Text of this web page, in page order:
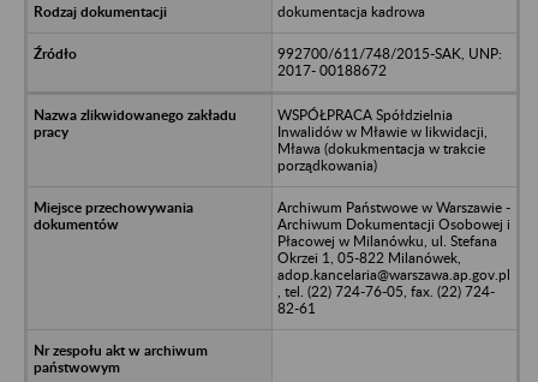
dokumentacja kadrowa
992700/611/748/2015-SAK, UNP:
2017- 00188672
WSPÓŁPRACA Spółdzielnia
Inwalidów w Mławie w likwidacji,
Mława (dokukmentacja w trakcie
porządkowania)
Archiwum Państwowe w Warszawie -
Archiwum Dokumentacji Osobowej i
Płacowej w Milanówku, ul. Stefana
Okrzei 1, 05-822 Milanówek,
adop.kancelaria@warszawa.ap.gov.pl
, tel. (22) 724-76-05, fax. (22) 724-
82-61